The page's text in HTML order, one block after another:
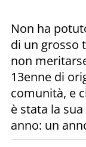
Non ha
di un grosso
non
13enne di
comunità, e
è stata la
anno: un